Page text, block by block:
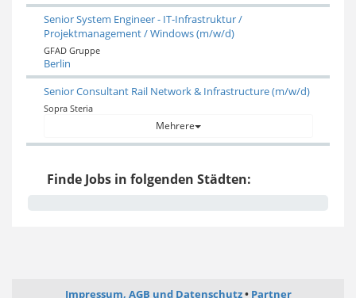
Senior System Engineer - IT-Infrastruktur /
Projektmanagement / Windows (m/w/d)
GFAD Gruppe
Berlin
Senior Consultant Rail Network & Infrastructure (m/w/d)
Sopra Steria
Mehrere
Finde Jobs in folgenden Städten:
Impressum, AGB und Datenschutz Partner